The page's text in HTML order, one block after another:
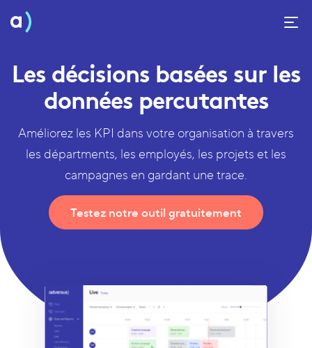
Les décisions basées sur les
données percutantes
Améliorez les KPI dans votre organisation à travers
les départments, les employés, les projets et les
campagnes en gardant une trace.
Testez notre outil gratuitement